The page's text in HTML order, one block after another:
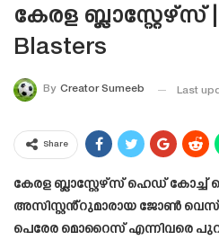
കേരള ബ്ലാസ്റ്റേഴ്‌സ്
Blasters
By Creator Sumeeb Last
Share
കേരള ബ്ലാസ്റ്റേഴ്‌സ് ഹെഡ് കോച്ച്
അസിസ്റ്റൻ്റുമാരായ ജോൺ
പെരേര മൊറൈസ് എന്നിവരെ